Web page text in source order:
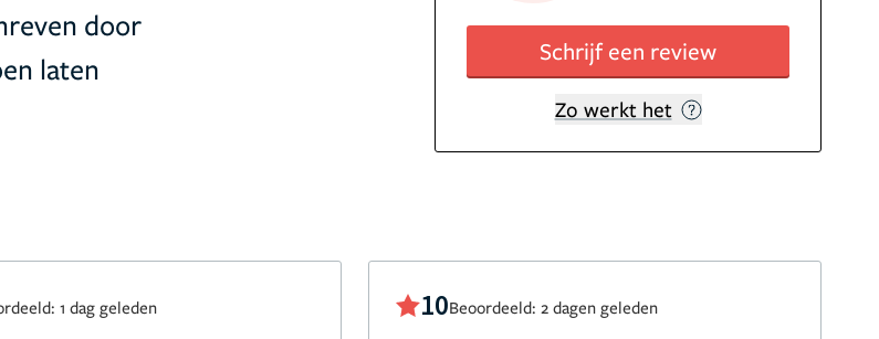
door
laten
Schrijf een review
Zo werkt het
1 dag geleden 10Beoordeeld: 2 dagen geleden